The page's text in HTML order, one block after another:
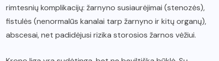
rimtesnių komplikacijų: žarnyno susiaurėjimai (stenozės),
fistulės (nenormalūs kanalai tarp žarnyno ir kitų organų),
abscesai, net padidėjusi rizika storosios žarnos vėžiui.